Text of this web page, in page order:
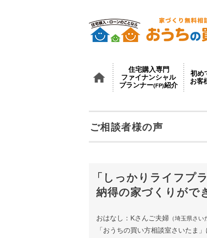
住宅購入専門
ファイナンシャル
プランナー(FP)紹介
初め
お客
ご相談者様の声
「しっかりライフプ
納得の家づくりがで
おはなし：Kさんご夫婦 （埼玉県さい
「おうちの買い方相談室さいたま